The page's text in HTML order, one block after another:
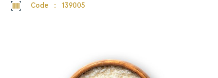
Code : 139005